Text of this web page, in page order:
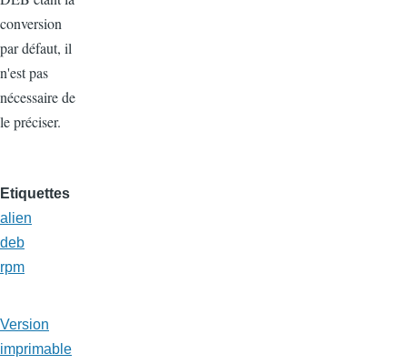
conversion
par défaut, il
n'est pas
nécessaire de
le préciser.
Etiquettes
alien
deb
rpm
Version
imprimable